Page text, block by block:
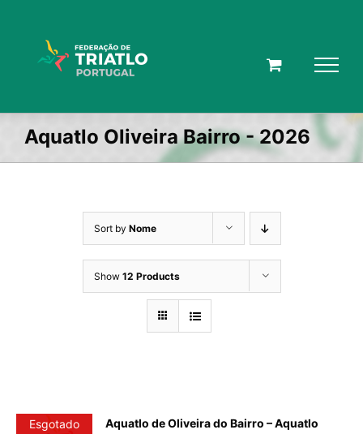
Aquatlo Oliveira Bairro - 2026
Sort by Nome
Show 12 Products
Esgotado
Aquatlo de Oliveira do Bairro – Aquatlo